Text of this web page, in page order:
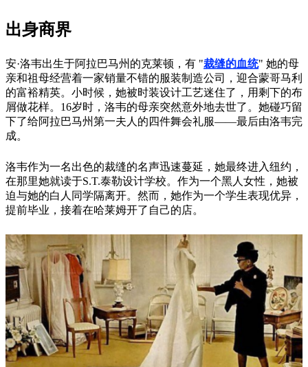
出身商界
安·洛韦出生于阿拉巴马州的克莱顿，有 "裁缝的血统" 她的母
亲和祖母经营着一家销量不错的服装制造公司，迎合蒙哥马利
的富裕精英。小时候，她被时装设计工艺迷住了，用剩下的布
屑做花样。16岁时，洛韦的母亲突然意外地去世了。她碰巧留
下了给阿拉巴马州第一夫人的四件舞会礼服——最后由洛韦完
成。
洛韦作为一名出色的裁缝的名声迅速蔓延，她最终进入纽约，
在那里她就读于S.T.泰勒设计学校。作为一个黑人女性，她被
迫与她的白人同学隔离开。然而，她作为一个学生表现优异，
提前毕业，接着在哈莱姆开了自己的店。